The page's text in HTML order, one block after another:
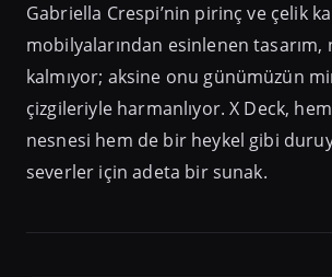
Gabriella Crespi’nin pirinç ve çelik
mobilyalarından esinlenen tasarım,
kalmıyor; aksine onu günümüzün
çizgileriyle harmanlıyor. X Deck,
nesnesi hem de bir heykel gibi
severler için adeta bir sunak.